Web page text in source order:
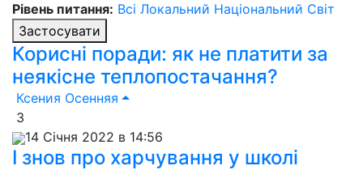
Рівень питання: Всі Локальний Національний Світ
Застосувати
Корисні поради: як не платити за
неякісне теплопостачання?
Ксения Осенняя
3
14 Січня 2022 в 14:56
І знов про харчування у школі